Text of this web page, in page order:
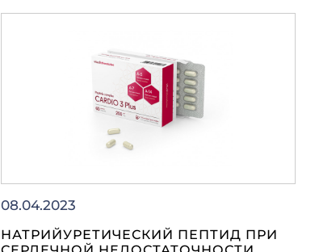
08.04.2023
НАТРИЙУРЕТИЧЕСКИЙ ПЕПТИД ПРИ